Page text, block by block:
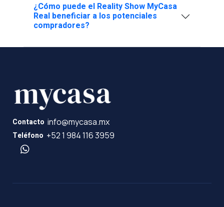
¿Cómo puede el Reality Show MyCasa
Real beneficiar a los potenciales
compradores?
Contacto info@mycasa.mx
Teléfono +52 1 984 116 3959